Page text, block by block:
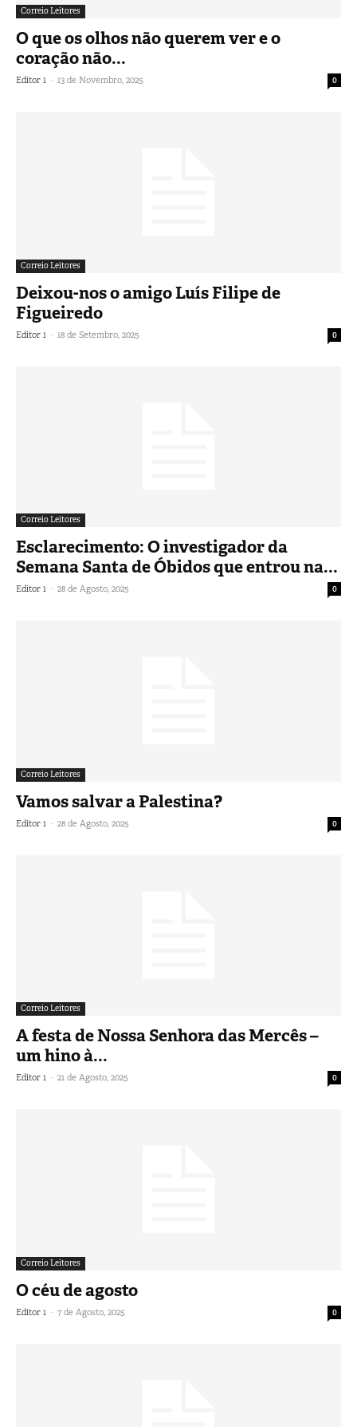
Correio Leitores
O que os olhos não querem ver e o
coração não...
Editor 1 - 13 de Novembro, 2025 0
Correio Leitores
Deixou-nos o amigo Luís Filipe de
Figueiredo
Editor 1 - 18 de Setembro, 2025 0
Correio Leitores
Esclarecimento: O investigador da
Semana Santa de Óbidos que entrou na...
Editor 1 - 28 de Agosto, 2025 0
Correio Leitores
Vamos salvar a Palestina?
Editor 1 - 28 de Agosto, 2025 0
Correio Leitores
A festa de Nossa Senhora das Mercês –
um hino à...
Editor 1 - 21 de Agosto, 2025 0
Correio Leitores
O céu de agosto
Editor 1 - 7 de Agosto, 2025 0